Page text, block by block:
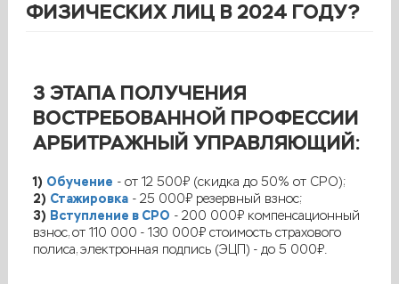
ФИЗИЧЕСКИХ ЛИЦ В 2024 ГОДУ?
3 ЭТАПА ПОЛУЧЕНИЯ
ВОСТРЕБОВАННОЙ ПРОФЕССИИ
АРБИТРАЖНЫЙ УПРАВЛЯЮЩИЙ:
1) Обучение - от 12 500₽ (скидка до 50% от СРО);
2) Стажировка - 25 000₽ резервный взнос;
3) Вступление в СРО - 200 000₽ компенсационный
взнос, от 110 000 - 130 000₽ стоимость страхового
полиса, электронная подпись (ЭЦП) - до 5 000₽.